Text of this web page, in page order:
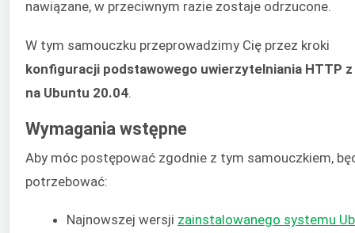
nawiązane, w przeciwnym razie zostaje odrzucone.
W tym samouczku przeprowadzimy Cię przez kroki
konfiguracji podstawowego uwierzytelniania HTTP z
na Ubuntu 20.04
Wymagania wstępne
Aby móc postępować zgodnie z tym samouczkiem,
potrzebować:
Najnowszej wersji zainstalowanego systemu